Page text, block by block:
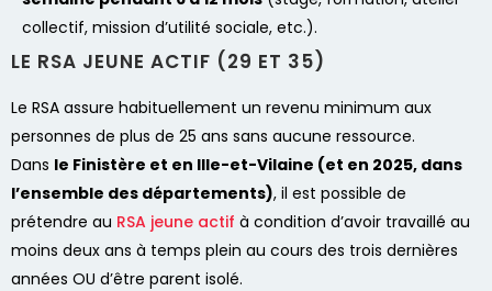
collectif, mission d’utilité sociale, etc.).
LE RSA JEUNE ACTIF (29 ET 35)
Le RSA assure habituellement un revenu minimum aux
personnes de plus de 25 ans sans aucune ressource.
Dans le Finistère et en Ille-et-Vilaine (et en 2025, dans
l’ensemble des départements), il est possible de
prétendre au RSA jeune actif à condition d’avoir travaillé au
moins deux ans à temps plein au cours des trois dernières
années OU d’être parent isolé.